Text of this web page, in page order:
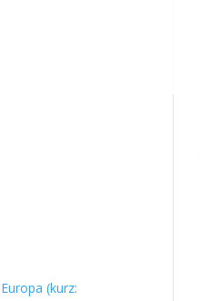
(kurz: